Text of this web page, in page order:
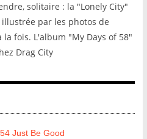
solitaire : la "Lonely City"
par les photos de
fois. L'album "My Days of 58"
Drag City